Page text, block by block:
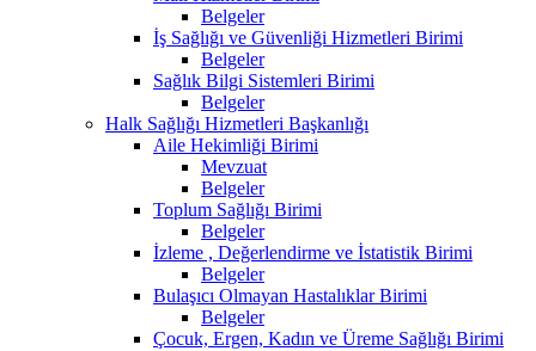
Belgeler
İş Sağlığı ve Güvenliği Hizmetleri Birimi
Belgeler
Sağlık Bilgi Sistemleri Birimi
Belgeler
Halk Sağlığı Hizmetleri Başkanlığı
Aile Hekimliği Birimi
Mevzuat
Belgeler
Toplum Sağlığı Birimi
Belgeler
İzleme , Değerlendirme ve İstatistik Birimi
Belgeler
Bulaşıcı Olmayan Hastalıklar Birimi
Belgeler
Çocuk, Ergen, Kadın ve Üreme Sağlığı Birimi